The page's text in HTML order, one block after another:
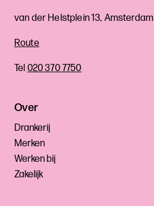
van der Helstplein 13, Amsterdam
Route
Tel 020 370 7750
Over
Drankerij
Merken
Werken bij
Zakelijk